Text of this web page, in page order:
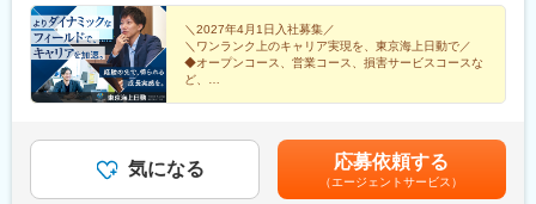
条駅(奈良県)、近鉄下田駅、学園前駅(奈良県)、紀伊田辺駅、紀伊
勝浦駅、倉吉駅、浜田駅、安来駅、津山駅、倉敷駅、西片上駅、
庭瀬駅、瀬戸駅、備前西市駅、東山・おかでんミュージアム駅、
竹原駅、大竹駅、山麓駅(千光寺山)、三次駅、三原駅、府中駅(広
島県)、徳山駅、阿南駅、阿波池田駅、穴吹駅、吉成駅、宇和島
甘木駅(西鉄線)、奈多駅、西鉄柳川駅、羽犬塚駅、大牟田駅、唐津
駅、伊万里駅、五島町駅、霊丘公園体育館駅、本諫早駅、大学病
院駅、新大村駅、早岐駅、中佐世保駅、八代駅、三角駅、木葉
首都圏（東京都・千葉県・神奈川県・埼玉県）｜茨城県｜栃木県
｜群馬県｜新潟県｜山梨県｜長野県｜東海三県（愛知県・岐阜
県・三重県）｜静岡県｜富山県｜石川県｜福井県｜関西（大阪
府・京都府・兵庫県・滋賀県・奈良県・和歌山県）｜広島県｜岡
山県｜山陰（島根県・鳥取県）｜山口県｜香川県｜徳島県｜愛媛
｜鹿児島県｜沖縄県※2026年8月時点の勤務地一覧を記載（統廃合
による変更の可能性あり）
池袋駅、錦糸町駅、立川北駅、元町・中華街駅、本厚木駅、横須
賀中央駅、小田原駅、みなとみらい駅、辻堂駅、大宮駅(埼玉県)、
南越谷駅、熊谷駅、川越駅、海浜幕張駅、柏駅、京成船橋駅、木
更津駅、京成成田駅、水戸駅、つくば駅、東武宇都宮駅、小山
駅、中央前橋駅、高崎駅、高田駅(新潟県)、新潟駅、松本駅、市役
知県)、新豊橋駅、名鉄岐阜駅、多治見駅、高山駅、あすなろう四
日市駅、津新町駅、浜松駅、三島駅、静岡駅、清水駅(静岡県)、富
山駅、七尾駅、金沢駅、敦賀駅、足羽山公園口駅、岸和田駅、大
が生まれます。１：採用地域にかかわらず、全社員が同一の処遇
体系・評価制度になります。２：上記給与とは別に、転居転勤に
同意し、転居転勤が実現した場合には本拠地から赴任先までの距
離に応じて、転居転勤サポート手当（10万～13万4000円／月）が
支給されます。
＼2027年4月1日入社募集／
＼ワンランク上のキャリア実現を、東京海上日動で／
◆オープンコース、営業コース、損害サービスコースな
ど、
気になる 応募依頼する
（エージェントサービス）